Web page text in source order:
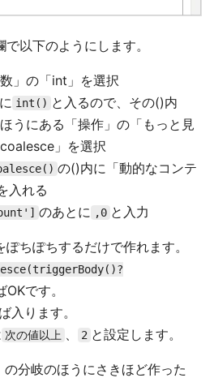
以下のようにします。
」の「int」を選択
int() と入るので、その()内
うにある「操作」の「もっと見
」を選択
の()内に「動的なコンテ
入れる
のあとに ,0 と入力
ちぽちするだけで作れます。
です。
入ります。
次の値以上 2 と設定します。
分岐のほうにさきほど作った